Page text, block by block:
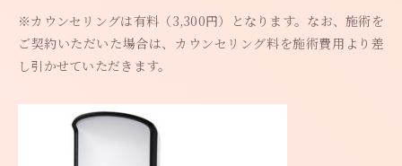
※カウンセリングは有料（3,300円）となります。なお、施術を
ご契約いただいた場合は、カウンセリング料を施術費用より差
し引かせていただきます。